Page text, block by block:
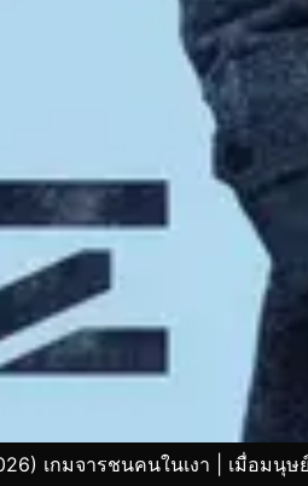
เกมจารชนคนในเงา | เมื่อมนุษ